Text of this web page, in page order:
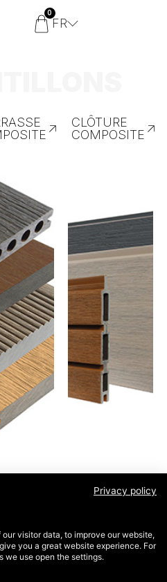
0
FR
CLÔTURE
COMPOSITE
Privacy policy
visitor data, to improve our website,
you a great website experience. For
we use open the settings.